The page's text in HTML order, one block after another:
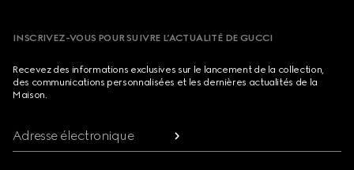
INSCRIVEZ-VOUS POUR SUIVRE L’ACTUALITÉ DE GUCCI
Recevez des informations exclusives sur le lancement de la collection,
des communications personnalisées et les dernières actualités de la
Maison.
Adresse électronique